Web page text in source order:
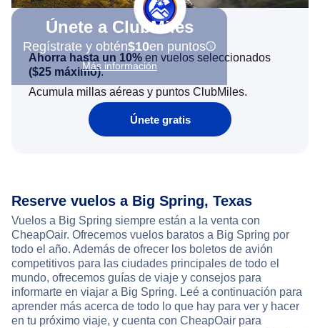
Únete a ClubMiles
Regístrate y obtén$10en puntos
Más información
Ahorra hasta un 10% en vuelos seleccionados
($25 máximo).
Acumula millas aéreas y puntos ClubMiles.
Únete gratis
Reserve vuelos a Big Spring, Texas
Vuelos a Big Spring siempre están a la venta con
CheapOair. Ofrecemos vuelos baratos a Big Spring por
todo el año. Además de ofrecer los boletos de avión
competitivos para las ciudades principales de todo el
mundo, ofrecemos guías de viaje y consejos para
informarte en viajar a Big Spring. Leé a continuación para
aprender más acerca de todo lo que hay para ver y hacer
en tu próximo viaje, y cuenta con CheapOair para